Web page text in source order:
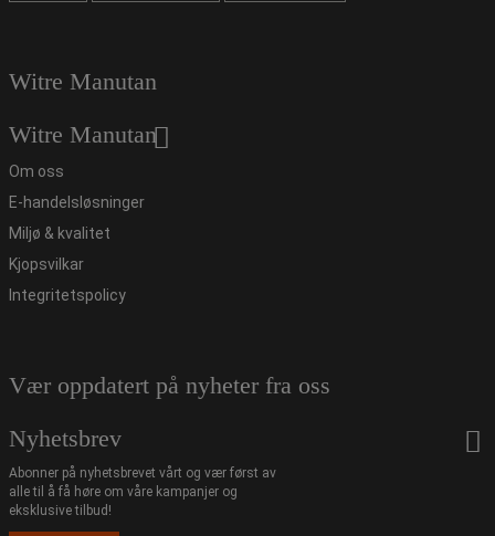
Witre Manutan
Witre Manutan
Om oss
E-handelsløsninger
Miljø & kvalitet
Kjopsvilkar
Integritetspolicy
Vær oppdatert på nyheter fra oss
Nyhetsbrev
Abonner på nyhetsbrevet vårt og vær først av
alle til å få høre om våre kampanjer og
eksklusive tilbud!